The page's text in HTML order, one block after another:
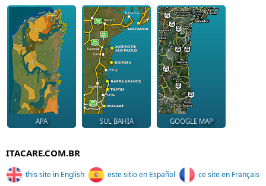
APA SUL BAHIA GOOGLE MAP
ITACARE.COM.BR
this site in English este sitio en Español ce site en Français